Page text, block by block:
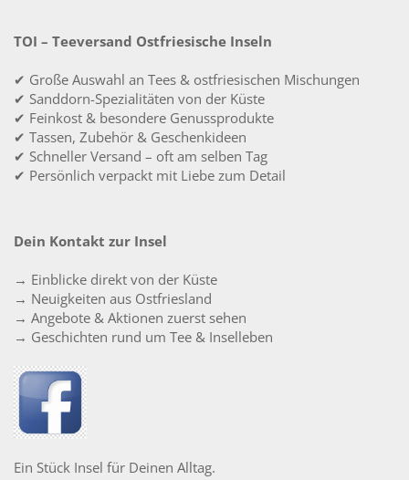
TOI – Teeversand Ostfriesische Inseln
✔ Große Auswahl an Tees & ostfriesischen Mischungen
✔ Sanddorn-Spezialitäten von der Küste
✔ Feinkost & besondere Genussprodukte
✔ Tassen, Zubehör & Geschenkideen
✔ Schneller Versand – oft am selben Tag
✔ Persönlich verpackt mit Liebe zum Detail
Dein Kontakt zur Insel
→ Einblicke direkt von der Küste
→ Neuigkeiten aus Ostfriesland
→ Angebote & Aktionen zuerst sehen
→ Geschichten rund um Tee & Inselleben
Ein Stück Insel für Deinen Alltag.